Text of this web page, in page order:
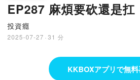
EP287 麻煩要砍還是扛
投資癮
2025-07-27 · 31 分
KKBOXアプリで無